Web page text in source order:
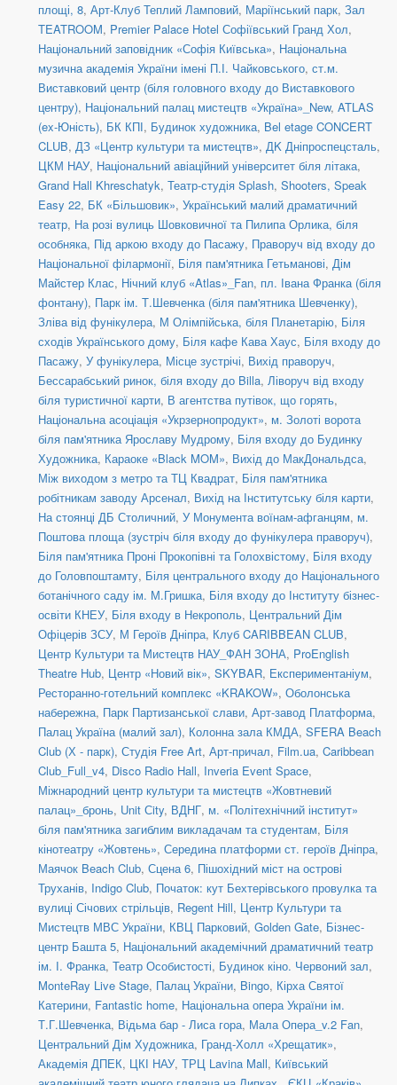
площі, 8, Арт-Клуб Теплий Ламповий, Маріїнський парк, Зал
TEATROOM, Premier Palace Hotel Софіївський Гранд Хол,
Національний заповідник «Софія Київська», Національна
музична академія України імені П.І. Чайковського, ст.м.
Виставковий центр (біля головного входу до Виставкового
центру), Національний палац мистецтв «Україна»_New, ATLAS
(ex-Юність), БК КПІ, Будинок художника, Bel etage CONCERT
CLUB, ДЗ «Центр культури та мистецтв», ДK Дніпроспецсталь,
ЦКМ НАУ, Національний авіаційний університет біля літака,
Grand Hall Khreschatyk, Театр-студія Splash, Shooters, Speak
Easy 22, БК «Більшовик», Український малий драматичний
театр, На розі вулиць Шовковичної та Пилипа Орлика, біля
особняка, Під аркою входу до Пасажу, Праворуч від входу до
Національної філармонії, Біля пам'ятника Гетьманові, Дім
Майстер Клас, Нічний клуб «Atlas»_Fan, пл. Івана Франка (біля
фонтану), Парк ім. Т.Шевченка (біля пам'ятника Шевченку),
Зліва від фунікулера, М Олімпійська, біля Планетарію, Біля
сходів Українського дому, Біля кафе Кава Хаус, Біля входу до
Пасажу, У фунікулера, Місце зустрічі, Вихід праворуч,
Бессарабський ринок, біля входу до Billa, Ліворуч від входу
біля туристичної карти, В агентства путівок, що горять,
Національна асоціація «Укрзернопродукт», м. Золоті ворота
біля пам'ятника Ярославу Мудрому, Біля входу до Будинку
Художника, Караоке «Black MOM», Вихід до МакДональдса,
Між виходом з метро та ТЦ Квадрат, Біля пам'ятника
робітникам заводу Арсенал, Вихід на Інститутську біля карти,
На стоянці ДБ Столичний, У Монумента воїнам-афганцям, м.
Поштова площа (зустріч біля входу до фунікулера праворуч),
Біля пам'ятника Проні Прокопівні та Голохвістому, Біля входу
до Головпоштамту, Біля центрального входу до Національного
ботанічного саду ім. М.Гришка, Біля входу до Інституту бізнес-
освіти КНЕУ, Біля входу в Некрополь, Центральний Дім
Офіцерів ЗСУ, М Героїв Дніпра, Клуб CARIBBEAN CLUB,
Центр Культури та Мистецтв НАУ_ФАН ЗОНА, ProEnglish
Theatre Hub, Центр «Новий вік», SKYBAR, Експериментаніум,
Ресторанно-готельний комплекс «KRAKOW», Оболонська
набережна, Парк Партизанської слави, Арт-завод Платформа,
Палац Україна (малий зал), Колонна зала КМДА, SFERA Beach
Club (Х - парк), Студія Free Art, Арт-причал, Film.ua, Caribbean
Club_Full_v4, Disco Radio Hall, Inveria Event Space,
Міжнародний центр культури та мистецтв «Жовтневий
палац»_бронь, Unit Сity, ВДНГ, м. «Політехнічний інститут»
біля пам'ятника загиблим викладачам та студентам, Біля
кінотеатру «Жовтень», Середина платформи ст. героїв Дніпра,
Маячок Beach Club, Сцена 6, Пішохідний міст на острові
Труханів, Indigo Club, Початок: кут Бехтерівського провулка та
вулиці Січових стрільців, Regent Hill, Центр Культури та
Мистецтв МВС України, КВЦ Парковий, Golden Gate, Бізнес-
центр Башта 5, Національний академічний драматичний театр
ім. І. Франка, Театр Особистості, Будинок кіно. Червоний зал,
MonteRay Live Stage, Палац України, Bingo, Кірха Святої
Катерини, Fantastic home, Національна опера України ім.
Т.Г.Шевченка, Відьма бар - Лиса гора, Мала Опера_v.2 Fan,
Центральний Дім Художника, Гранд-Холл «Хрещатик»,
Академія ДПЕК, ЦКІ НАУ, ТРЦ Lavina Mall, Київський